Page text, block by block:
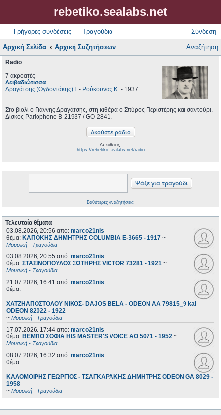
rebetiko.sealabs.net
Γρήγορες συνδέσεις Τραγούδια Σύνδεση
Αρχική Σελίδα Αρχική Συζητήσεων Αναζήτηση
Radio
7 ακροατές
Λειβαδιώτισσα
Δραγάτσης (Ογδοντάκης) Ι. - Ρούκουνας Κ. - 1937
Στο βιολί ο Γιάννης Δραγάτσης, στη κιθάρα ο Σπύρος Περιστέρης και σαντούρι.
Δίσκος Parlophone B-21937 / GO-2841.
Απευθείας:
https://rebetiko.sealabs.net/radio
Βαθύτερες αναζητήσεις;
Τελευταία θέματα
03.08.2026, 20:56 από: marco21nis
θέμα: ΚΑΠΟΚΗΣ ΔΗΜΗΤΡΗΣ COLUMBIA E-3665 - 1917 ~
Μουσική - Τραγούδια
03.08.2026, 20:55 από: marco21nis
θέμα: ΣΤΑΣΙΝΟΠΟΥΛΟΣ ΣΩΤΗΡΗΣ VICTOR 73281 - 1921 ~
Μουσική - Τραγούδια
21.07.2026, 16:41 από: marco21nis
θέμα:
ΧΑΤΖΗΑΠΟΣΤΟΛΟΥ ΝΙΚΟΣ- DAJOS BELA - ODEON AA 79815_9 kai
ODEON 82022 - 1922
~ Μουσική - Τραγούδια
17.07.2026, 17:44 από: marco21nis
θέμα: ΒΕΜΠΟ ΣΟΦΙΑ HIS MASTER'S VOICE AO 5071 - 1952 ~
Μουσική - Τραγούδια
08.07.2026, 16:32 από: marco21nis
θέμα:
ΚΑΛΟΜΟΙΡΗΣ ΓΕΩΡΓΙΟΣ - ΤΣΑΓΚΑΡΑΚΗΣ ΔΗΜΗΤΡΗΣ ODEON GA 8029 -
1958
~ Μουσική - Τραγούδια